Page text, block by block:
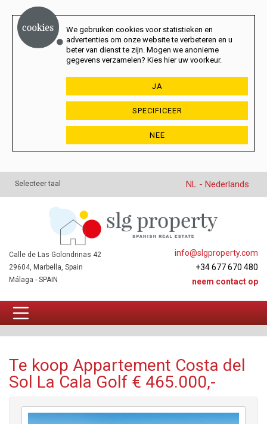
We gebruiken cookies voor statistieken en
advertenties om onze website te verbeteren en u
beter van dienst te zijn. Mogen we anonieme
gegevens verzamelen? Kies hier uw voorkeur.
JA
SPECIFICEER
NEE
Selecteer taal NL - Nederlands
info@slgproperty.com
+34 677 670 480
neem contact op
Calle de Las Golondrinas 42
29604, Marbella, Spain
Málaga - SPAIN
Te koop Appartement Costa del
Sol La Cala Golf € 465.000,-